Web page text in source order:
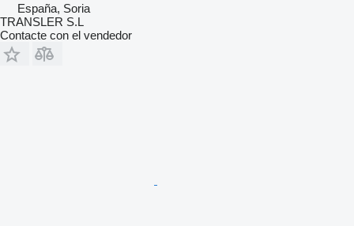
España, Soria
TRANSLER S.L
Contacte con el vendedor